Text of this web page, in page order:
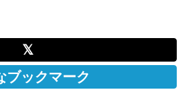
𝕏
ブックマーク